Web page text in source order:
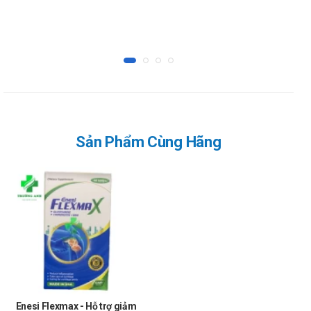
nên tham khảo ý kiến trước khi sử dụng.
Lưu ý chung:
Đọc kỹ hướng dẫn sử dụng hoặc tham khảo ý kiến của
bác sĩ, dược sĩ trước khi dùng.
Tuyệt đối không dùng khi hết hạn sử dụng in trên bao
bì.
Phụ nữ có thai hoặc đang cho con bú:
Cần hết sức thận trọng, nên tham khảo ý kiến bác sĩ
hoặc dược sĩ trước khi sử dụng. Các sản phẩm dù đã
kiểm nghiệm vẫn có những nguy cơ đối với phụ nữ có
thai hoặc đang cho con bú.
Sản Phẩm Cùng Hãng
Enesi Flexmax - Hỗ trợ giảm